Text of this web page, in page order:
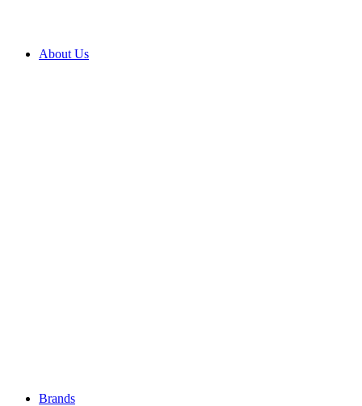
About Us
Brands